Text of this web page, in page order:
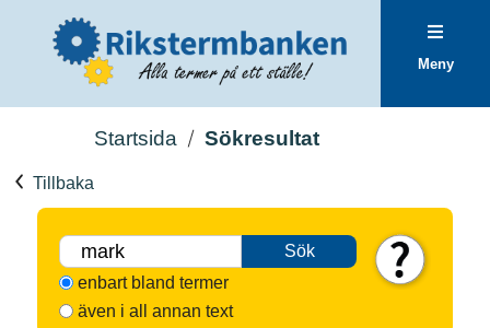
Meny
Startsida Sökresultat
Tillbaka
Sök
enbart bland termer
även i all annan text